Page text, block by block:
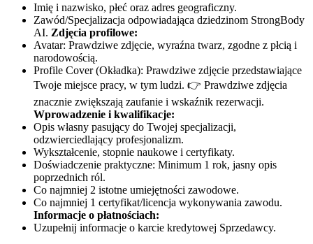
Imię i nazwisko, płeć oraz adres geograficzny.
Zawód/Specjalizacja odpowiadająca dziedzinom StrongBody
AI. Zdjęcia profilowe:
Avatar: Prawdziwe zdjęcie, wyraźna twarz, zgodne z płcią i
narodowością.
Profile Cover (Okładka): Prawdziwe zdjęcie przedstawiające
Twoje miejsce pracy, w tym ludzi. 👉 Prawdziwe zdjęcia
znacznie zwiększają zaufanie i wskaźnik rezerwacji.
Wprowadzenie i kwalifikacje:
Opis własny pasujący do Twojej specjalizacji,
odzwierciedlający profesjonalizm.
Wykształcenie, stopnie naukowe i certyfikaty.
Doświadczenie praktyczne: Minimum 1 rok, jasny opis
poprzednich ról.
Co najmniej 2 istotne umiejętności zawodowe.
Co najmniej 1 certyfikat/licencja wykonywania zawodu.
Informacje o płatnościach:
Uzupełnij informacje o karcie kredytowej Sprzedawcy.